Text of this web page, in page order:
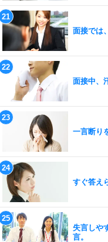
面接では
面接中、
一言断り
すぐ答え
失言しや
言。